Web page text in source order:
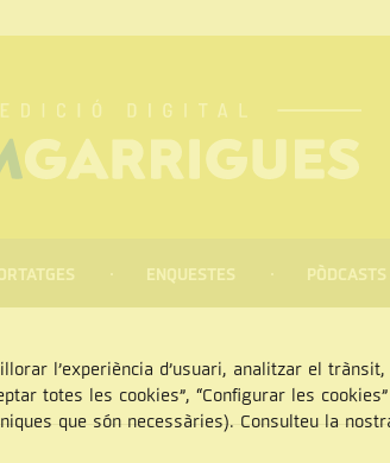
ENQUESTES PÒDCASTS
l’experiència d’usuari, analitzar el
totes les cookies”, “Configurar les
que són necessàries). Consulteu la